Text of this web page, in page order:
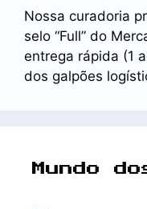
Nossa curadoria
selo “Full” do
entrega rápida (1
dos galpões
Mundo